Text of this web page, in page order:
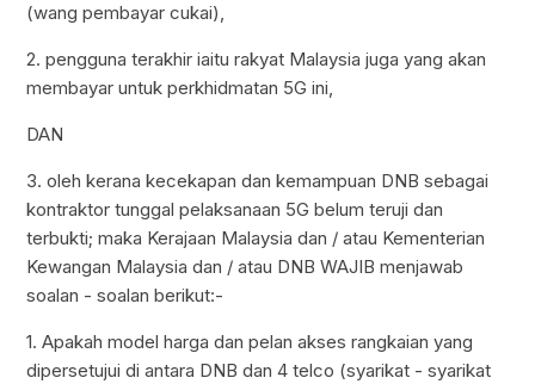
(wang pembayar cukai),
2. pengguna terakhir iaitu rakyat Malaysia juga yang akan
membayar untuk perkhidmatan 5G ini,
DAN
3. oleh kerana kecekapan dan kemampuan DNB sebagai
kontraktor tunggal pelaksanaan 5G belum teruji dan
terbukti; maka Kerajaan Malaysia dan / atau Kementerian
Kewangan Malaysia dan / atau DNB WAJIB menjawab
soalan - soalan berikut:-
1. Apakah model harga dan pelan akses rangkaian yang
dipersetujui di antara DNB dan 4 telco (syarikat - syarikat